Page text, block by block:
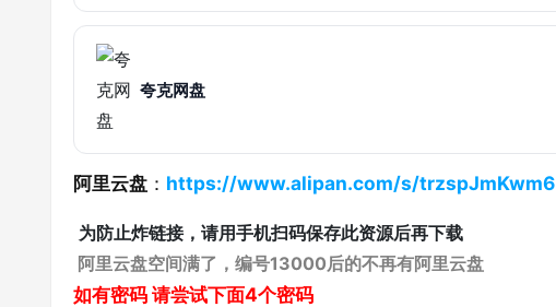
夸克网盘
阿里云盘 ： https://www.alipan.com/s/trzspJmKwm6
为防止炸链接，请用手机扫码保存此资源后再下载
阿里云盘空间满了，编号13000后的不再有阿里云盘
如有密码请尝试下面4个密码